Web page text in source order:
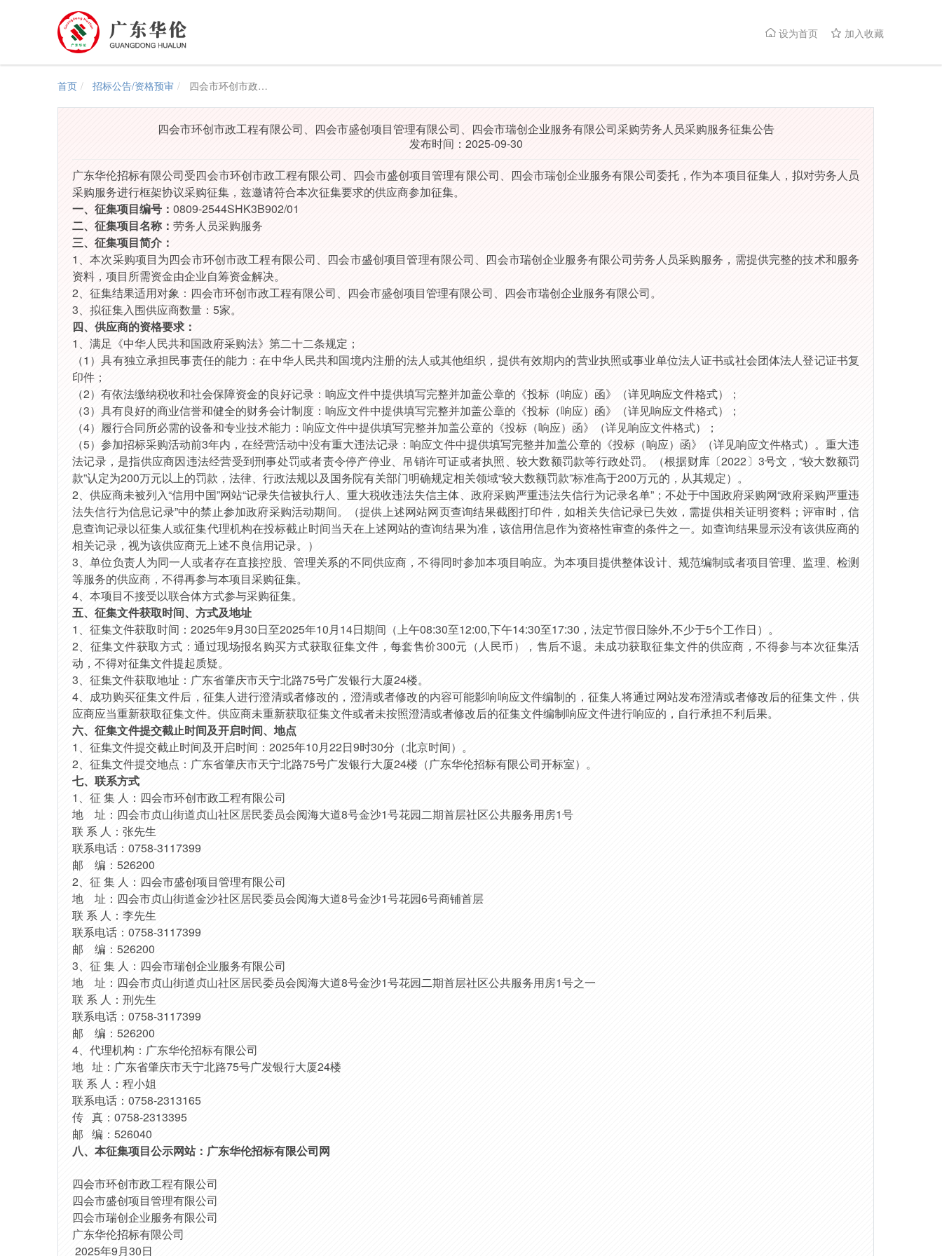
 设为首页  加入收藏
首页 招标公告/资格预审 四会市环创市政工程有限公司、四会市盛创项目管理有限公司、四会市瑞创企业服务有限公司采购劳务人员采购服务征集公告
四会市环创市政工程有限公司、四会市盛创项目管理有限公司、四会市瑞创企业服务有限公司采购劳务人员采购服务征集公告
发布时间：2025-09-30
广东华伦招标有限公司受四会市环创市政工程有限公司、四会市盛创项目管理有限公司、四会市瑞创企业服务有限公司委托，作为本项目征集人，拟对劳务人员
采购服务进行框架协议采购征集，兹邀请符合本次征集要求的供应商参加征集。
一、征集项目编号： 0809-2544SHK3B902/01
二、征集项目名称： 劳务人员采购服务
三、征集项目简介：
1、本次采购项目为四会市环创市政工程有限公司、四会市盛创项目管理有限公司、四会市瑞创企业服务有限公司劳务人员采购服务 ， 需提供完整的技术和服务
资料，项目所需资金由企业自筹资金解决。
2、征集结果适用对象： 四会市环创市政工程有限公司、四会市盛创项目管理有限公司、四会市瑞创企业服务有限公司。
3、拟征集入围供应商数量： 5家。
四、供应商的资格要求 ：
1、 满足《中华人民共和国政府采购法》第二十二条规定；
（1）具有独立承担民事责任的能力：在中华人民共和国境内注册的法人或其他组织， 提供有效期内的营业执照或事业单位法人证书或社会团体法人登记证书复
印件；
（2）有依法缴纳税收和社会保障资金的良好记录：响应文件中提供填写完整并加盖公章的《投标（响应） 函》（详见响应文件格式）；
（3）具有良好的商业信誉和健全的财务会计制度：响应文件中提供填写完整并加盖公章的《投标（响应） 函》（详见响应文件格式）；
（4）履行合同所必需的设备和专业技术能力：响应文件中提供填写完整并加盖公章的《投标（响应） 函》（详见响应文件格式）；
（5）参加招标采购活动前3年内，在经营活动中没有重大违法记录：响应文件中提供填写完整并加盖公章的《投标（响应） 函》（详见响应文件格式）。重大违
法记录，是指供应商因违法经营受到刑事处罚或者责令停产停业、吊销许可证或者执照、较大数额罚款等行政处罚。（根据财库〔2022〕3号文，“较大数额罚
款”认定为200万元以上的罚款，法律、行政法规以及国务院有关部门明确规定相关领域“较大数额罚款”标准高于200万元的，从其规定）。
2、供应商未被列入“信用中国”网站“记录失信被执行人、重大税收违法失信主体、政府采购严重违法失信行为记录名单”；不处于中国政府采购网“政府采购严重违
法失信行为信息记录”中的禁止参加政府采购活动期间。（提供上述网站网页查询结果截图打印件，如相关失信记录已失效，需提供相关证明资料；评审时，信
息查询记录以征集人或征集代理机构在投标截止时间当天在上述网站的查询结果为准，该信用信息作为资格性审查的条件之一。如查询结果显示没有该供应商的
相关记录，视为该供应商无上述不良信用记录。）
3、单位负责人为同一人或者存在直接控股、管理关系的不同供应商，不得同时参加本项目响应。为本项目提供整体设计、规范编制或者项目管理、监理、检测
等服务的供应商，不得再参与本项目采购征集。
4、本项目不接受以联合体方式参与采购征集。
五、征集文件获取时间、方式及地址
1、 征集文件获取时间： 2025年9月30日至2025年10月14日期间（上午08:30至12:00,下午14:30至17:30，法定节假日除外,不少于5个工作日）。
2、 征集文件获取方式 ：通过现场报名购买方式获取征集文件，每套售价300元（人民币），售后不退。未成功获取征集文件的供应商，不得参与本次征集活
动，不得对征集文件提起质疑。
3、 征集文件获取地址：广东省肇庆市天宁北路75号广发银行大厦24楼。
4、 成功购买征集文件后，征集人进行澄清或者修改的，澄清或者修改的内容可能影响响应文件编制的，征集人将通过网站发布澄清或者修改后的征集文件，供
应商应当重新获取征集文件。供应商未重新获取征集文件或者未按照澄清或者修改后的征集文件编制响应文件进行响应的，自行承担不利后果。
六、征集文件提交截止时间及开启时间、地点
1、征集文件提交截止时间及开启时间：2025年10月22日9时30分（北京时间）。
2、征集文件提交地点：广东省肇庆市天宁北路75号广发银行大厦24楼（广东华伦招标有限公司开标室）。
七、联系方式
1、征 集 人： 四会市环创市政工程有限公司
地
址：四会市贞山街道贞山社区居民委员会阅海大道8号金沙1号花园二期首层社区公共服务用房1号
联 系 人：张先生
联系电话： 0758-3117399
邮
编： 526200
2、征 集 人：四会市盛创项目管理有限公司
地
址：四会市贞山街道金沙社区居民委员会阅海大道8号金沙1号花园6号商铺首层
联 系 人：李先生
联系电话： 0758-3117399
邮
编： 526200
3、征 集 人：四会市瑞创企业服务有限公司
地
址：四会市贞山街道贞山社区居民委员会阅海大道8号金沙1号花园二期首层社区公共服务用房1号之一
联 系 人：刑先生
联系电话： 0758-3117399
邮
编： 526200
4、代理机构：广东华伦招标有限公司
地 址：广东省肇庆市天宁北路75号广发银行大厦24楼
联 系 人：程小姐
联系电话： 0758-2313165
传 真：0758-2313395
邮 编：526040
八、本征集项目公示网站：广东华伦招标有限公司网
四会市环创市政工程有限公司
四会市盛创项目管理有限公司
四会市瑞创企业服务有限公司
广东华伦招标有限公司
2025年9月30日